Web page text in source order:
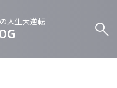
人生大逆転